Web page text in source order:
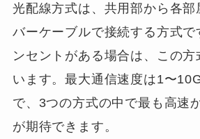
光配線方式は、共用部から各部
バーケーブルで接続する方式で
ンセントがある場合は、この方
います。最大通信速度は1〜
で、3つの方式の中で最も高速
が期待できます。